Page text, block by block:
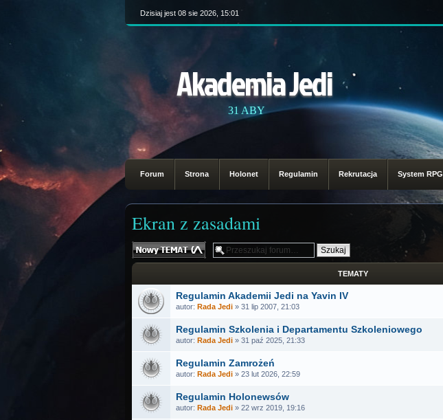
Dzisiaj jest 08 sie 2026, 15:01
Akademia Jedi
31 ABY
Forum Strona Holonet Regulamin Rekrutacja System RPG
Ekran z zasadami
Nowy temat
TEMATY
Regulamin Akademii Jedi na Yavin IV
autor: Rada Jedi » 31 lip 2007, 21:03
Regulamin Szkolenia i Departamentu Szkoleniowego
autor: Rada Jedi » 31 paź 2025, 21:33
Regulamin Zamrożeń
autor: Rada Jedi » 23 lut 2026, 22:59
Regulamin Holonewsów
autor: Rada Jedi » 22 wrz 2019, 19:16